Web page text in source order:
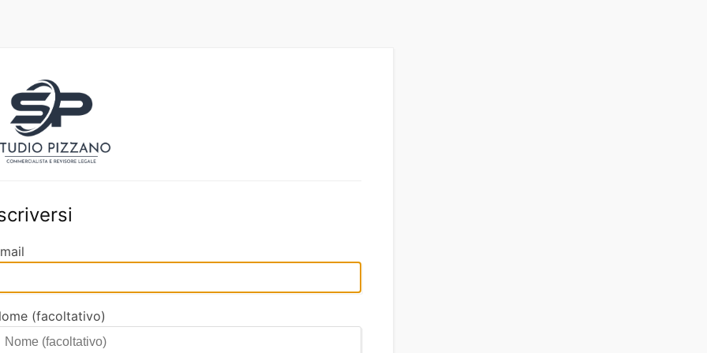
(facoltativo)